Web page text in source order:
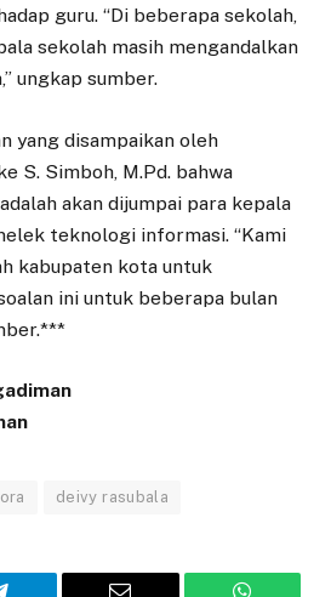
guru. “Di beberapa sekolah,
sekolah masih mengandalkan
ungkap sumber.
yang disampaikan oleh
S. Simboh, M.Pd. bahwa
akan dijumpai para kepala
teknologi informasi. “Kami
kabupaten kota untuk
ini untuk beberapa bulan
deivy rasubala